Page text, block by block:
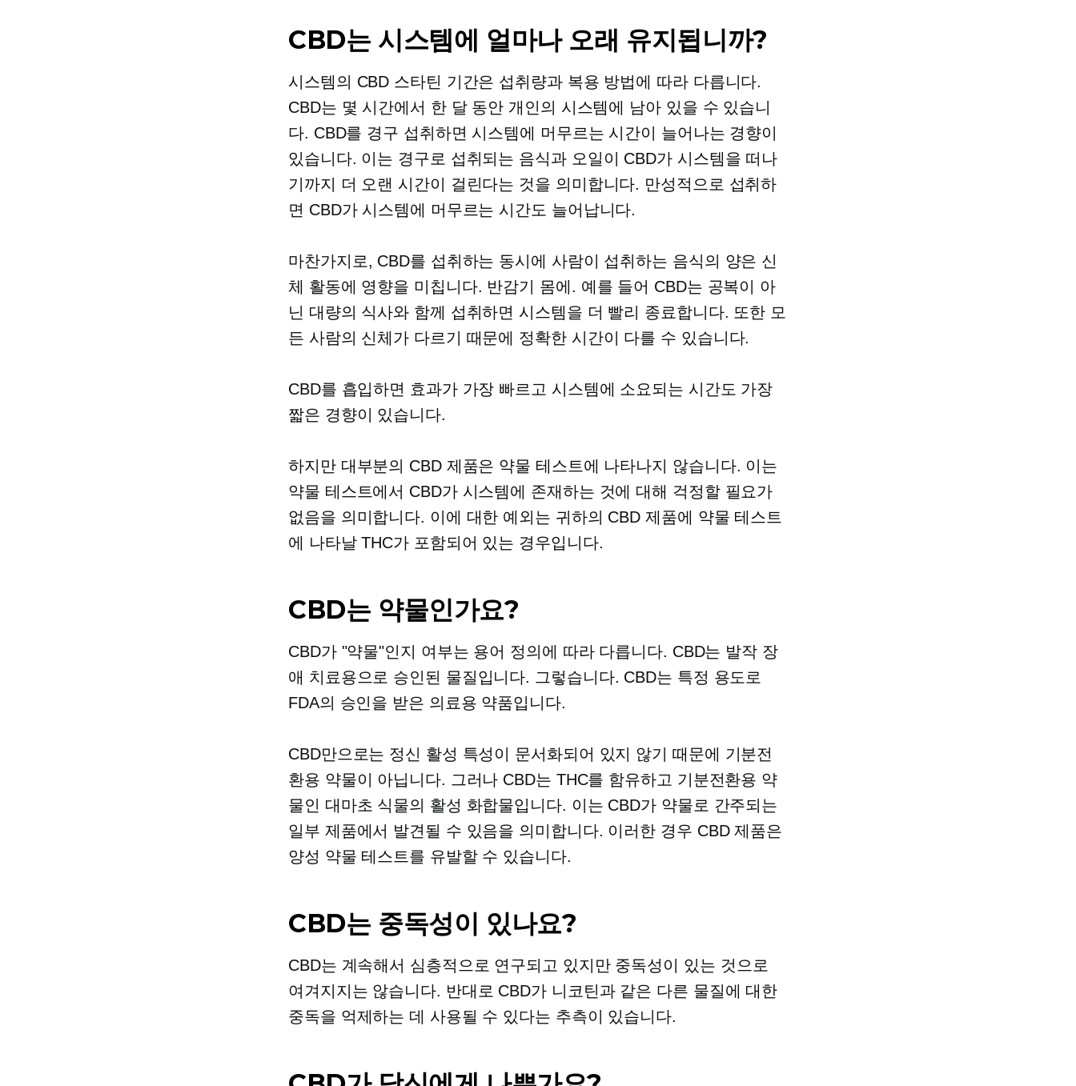
CBD는 시스템에 얼마나 오래 유지됩니까?
시스템의 CBD 스타틴 기간은 섭취량과 복용 방법에 따라 다릅니다.
CBD는 몇 시간에서 한 달 동안 개인의 시스템에 남아 있을 수 있습니
다. CBD를 경구 섭취하면 시스템에 머무르는 시간이 늘어나는 경향이
있습니다. 이는 경구로 섭취되는 음식과 오일이 CBD가 시스템을 떠나
기까지 더 오랜 시간이 걸린다는 것을 의미합니다. 만성적으로 섭취하
면 CBD가 시스템에 머무르는 시간도 늘어납니다.
마찬가지로, CBD를 섭취하는 동시에 사람이 섭취하는 음식의 양은 신
체 활동에 영향을 미칩니다. 반감기
몸에. 예를 들어 CBD는 공복이 아
닌 대량의 식사와 함께 섭취하면 시스템을 더 빨리 종료합니다. 또한 모
든 사람의 신체가 다르기 때문에 정확한 시간이 다를 수 있습니다.
CBD를 흡입하면 효과가 가장 빠르고 시스템에 소요되는 시간도 가장
짧은 경향이 있습니다.
하지만 대부분의 CBD 제품은 약물 테스트에 나타나지 않습니다. 이는
약물 테스트에서 CBD가 시스템에 존재하는 것에 대해 걱정할 필요가
없음을 의미합니다. 이에 대한 예외는 귀하의 CBD 제품에 약물 테스트
에 나타날 THC가 포함되어 있는 경우입니다.
CBD는 약물인가요?
CBD가 "약물"인지 여부는 용어 정의에 따라 다릅니다. CBD는 발작 장
애 치료용으로 승인된 물질입니다. 그렇습니다. CBD는 특정 용도로
FDA의 승인을 받은 의료용 약품입니다.
CBD만으로는 정신 활성 특성이 문서화되어 있지 않기 때문에 기분전
환용 약물이 아닙니다. 그러나 CBD는 THC를 함유하고 기분전환용 약
물인 대마초 식물의 활성 화합물입니다. 이는 CBD가 약물로 간주되는
일부 제품에서 발견될 수 있음을 의미합니다. 이러한 경우 CBD 제품은
양성 약물 테스트를 유발할 수 있습니다.
CBD는 중독성이 있나요?
CBD는 계속해서 심층적으로 연구되고 있지만 중독성이 있는 것으로
여겨지지는 않습니다. 반대로 CBD가 니코틴과 같은 다른 물질에 대한
중독을 억제하는 데 사용될 수 있다는 추측이 있습니다.